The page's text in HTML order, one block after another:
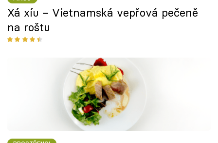
Xá xíu – Vietnamská vepřová pečeně
na roštu